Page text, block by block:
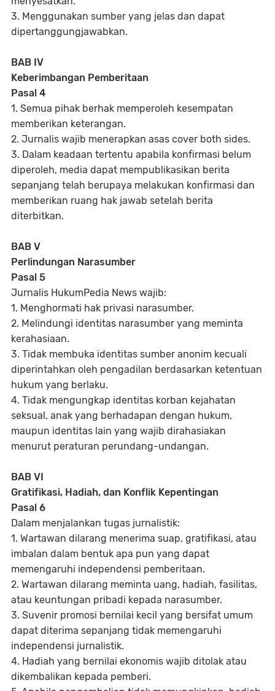
3. Menggunakan sumber yang jelas dan dapat
dipertanggungjawabkan.
BAB IV
Keberimbangan Pemberitaan
Pasal 4
1. Semua pihak berhak memperoleh kesempatan
memberikan keterangan.
2. Jurnalis wajib menerapkan asas cover both sides.
3. Dalam keadaan tertentu apabila konfirmasi belum
diperoleh, media dapat mempublikasikan berita
sepanjang telah berupaya melakukan konfirmasi dan
memberikan ruang hak jawab setelah berita
diterbitkan.
BAB V
Perlindungan Narasumber
Pasal 5
Jurnalis HukumPedia News wajib:
1. Menghormati hak privasi narasumber.
2. Melindungi identitas narasumber yang meminta
kerahasiaan.
3. Tidak membuka identitas sumber anonim kecuali
diperintahkan oleh pengadilan berdasarkan ketentuan
hukum yang berlaku.
4. Tidak mengungkap identitas korban kejahatan
seksual, anak yang berhadapan dengan hukum,
maupun identitas lain yang wajib dirahasiakan
menurut peraturan perundang-undangan.
BAB VI
Gratifikasi, Hadiah, dan Konflik Kepentingan
Pasal 6
Dalam menjalankan tugas jurnalistik:
1. Wartawan dilarang menerima suap, gratifikasi, atau
imbalan dalam bentuk apa pun yang dapat
memengaruhi independensi pemberitaan.
2. Wartawan dilarang meminta uang, hadiah, fasilitas,
atau keuntungan pribadi kepada narasumber.
3. Suvenir promosi bernilai kecil yang bersifat umum
dapat diterima sepanjang tidak memengaruhi
independensi jurnalistik.
4. Hadiah yang bernilai ekonomis wajib ditolak atau
dikembalikan kepada pemberi.